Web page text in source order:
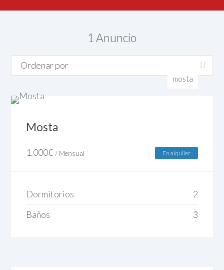
1 Anuncio
mosta
Mosta
1.000€ / Mensual En alquiler
Dormitorios
2
Baños
3